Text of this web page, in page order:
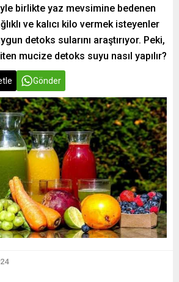
birlikte yaz mevsimine bedenen
ve kalıcı kilo vermek isteyenler
detoks sularını araştırıyor. Peki,
mucize detoks suyu nasıl yapılır?
Gönder